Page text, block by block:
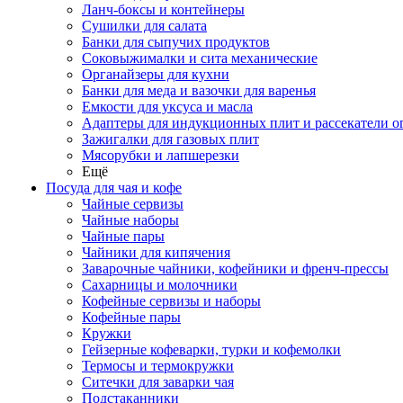
Ланч-боксы и контейнеры
Сушилки для салата
Банки для сыпучих продуктов
Соковыжималки и сита механические
Органайзеры для кухни
Банки для меда и вазочки для варенья
Емкости для уксуса и масла
Адаптеры для индукционных плит и рассекатели
Зажигалки для газовых плит
Мясорубки и лапшерезки
Ещё
Посуда для чая и кофе
Чайные сервизы
Чайные наборы
Чайные пары
Чайники для кипячения
Заварочные чайники, кофейники и френч-прессы
Сахарницы и молочники
Кофейные сервизы и наборы
Кофейные пары
Кружки
Гейзерные кофеварки, турки и кофемолки
Термосы и термокружки
Ситечки для заварки чая
Подстаканники